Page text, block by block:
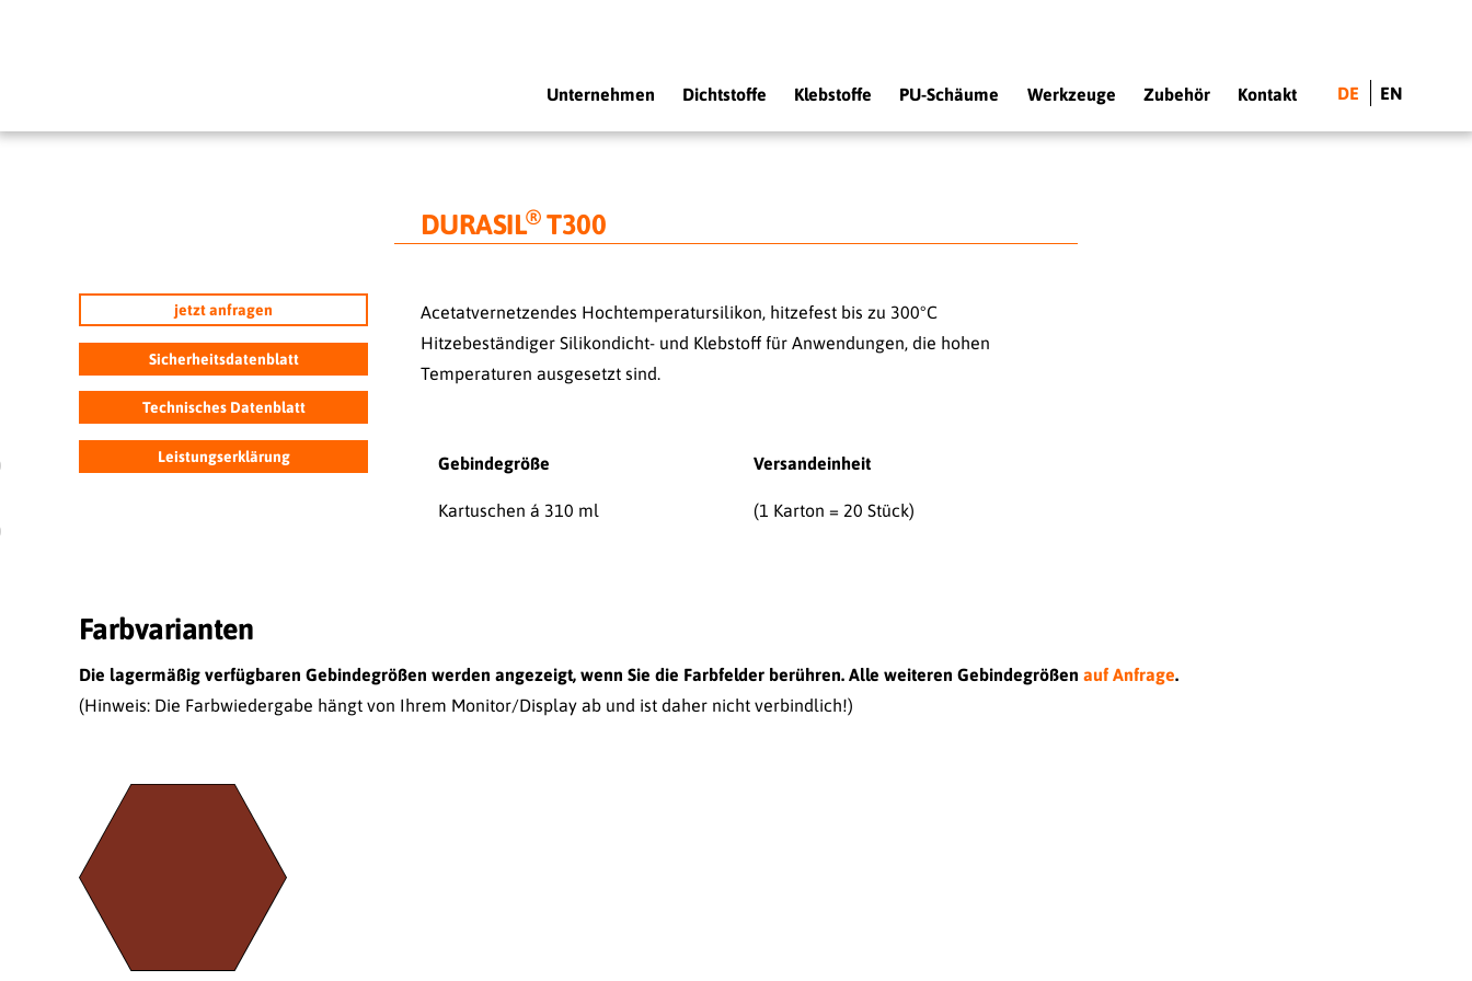
Unternehmen Dichtstoffe Klebstoffe PU-Schäume Werkzeuge Zubehör Kontakt DE EN
jetzt anfragen
Sicherheitsdatenblatt
Technisches Datenblatt
Leistungserklärung
DURASIL®T300
Acetatvernetzendes Hochtemperatursilikon, hitzefest bis zu 300°C
Hitzebeständiger Silikondicht- und Klebstoff für Anwendungen, die hohen
Temperaturen ausgesetzt sind.
Gebindegröße Versandeinheit
Kartuschen á 310 ml (1 Karton = 20 Stück)
Farbvarianten
Die lagermäßig verfügbaren Gebindegrößen werden angezeigt, wenn Sie die Farbfelder berühren. Alle weiteren Gebindegrößen auf Anfrage.
(Hinweis: Die Farbwiedergabe hängt von Ihrem Monitor/Display ab und ist daher nicht verbindlich!)